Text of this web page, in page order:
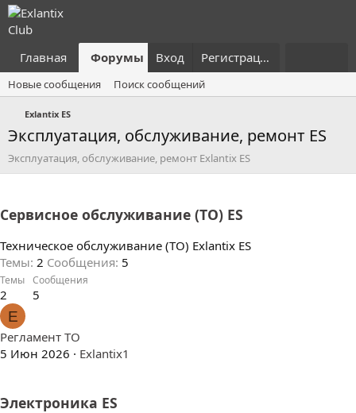
Главная Форумы Что нового?
Вход Регистрация
Новые сообщения Поиск сообщений
Exlantix ES
Эксплуатация, обслуживание, ремонт ES
Эксплуатация, обслуживание, ремонт Exlantix ES
Сервисное обслуживание (ТО) ES
Техническое обслуживание (ТО) Exlantix ES
Темы 2 Сообщения 5
Темы
2
Сообщения
5
E
Регламент ТО
5 Июн 2026
Exlantix1
Электроника ES